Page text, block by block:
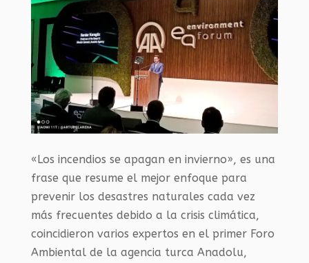
«Los incendios se apagan en invierno», es una
frase que resume el mejor enfoque para
prevenir los desastres naturales cada vez
más frecuentes debido a la crisis climática,
coincidieron varios expertos en el primer Foro
Ambiental de la agencia turca Anadolu,